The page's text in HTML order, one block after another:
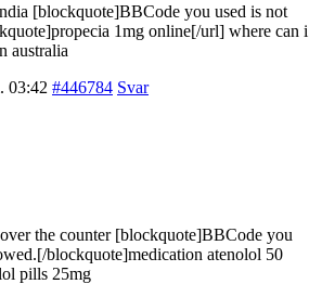
[blockquote]BBCode you used is not
1mg online[/url] where can i
australia
03:42 #446784 Svar
the counter [blockquote]BBCode you
blockquote]medication atenolol 50
pills 25mg